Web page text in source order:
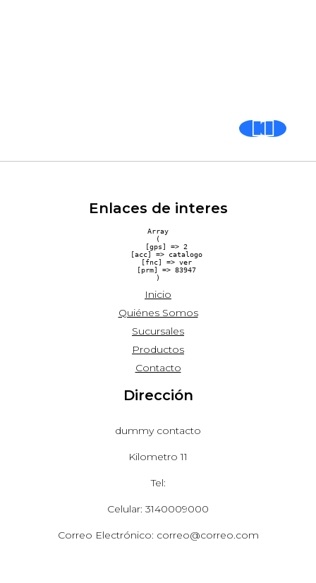
Enlaces de interes
Array
(
    [gps] => 2
    [acc] => catalogo
    [fnc] => ver
    [prm] => 83947
Inicio
Quiénes Somos
Sucursales
Productos
Contacto
Dirección
dummy contacto
Kilometro 11
Tel:
Celular: 3140009000
Correo Electrónico: correo@correo.com